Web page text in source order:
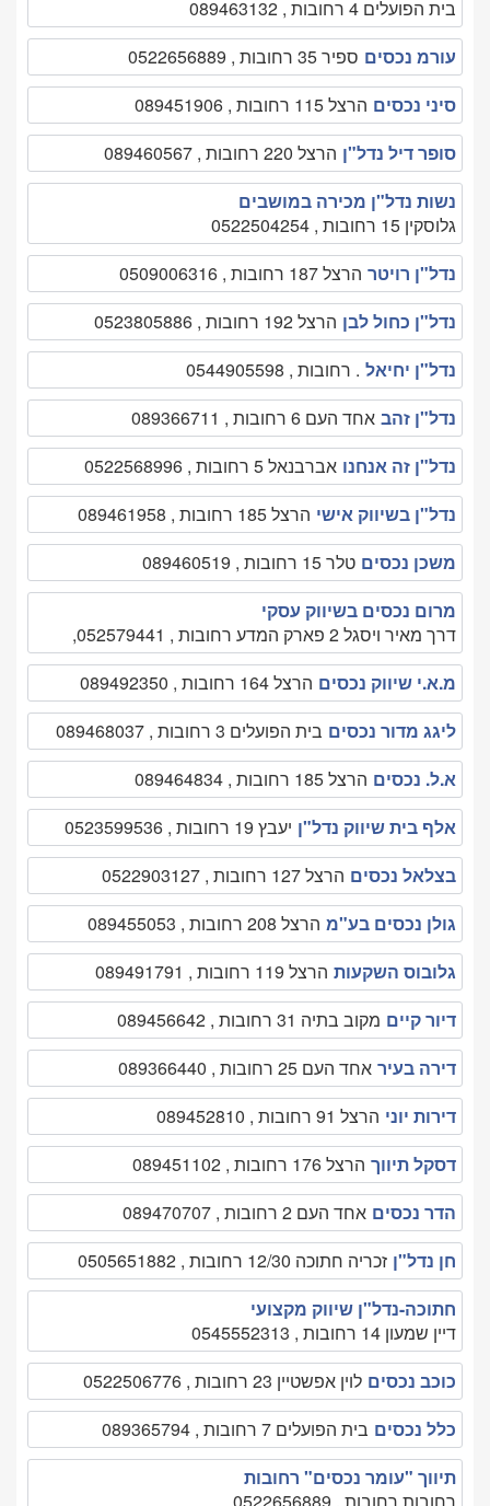
בית הפועלים 4 רחובות , 089463132
עורמ נכסים ספיר 35 רחובות , 0522656889
סיני נכסים הרצל 115 רחובות , 089451906
סופר דיל נדל"ן הרצל 220 רחובות , 089460567
נשות נדל"ן מכירה במושבים
גלוסקין 15 רחובות , 0522504254
נדל"ן רויטר הרצל 187 רחובות , 0509006316
נדל"ן כחול לבן הרצל 192 רחובות , 0523805886
נדל"ן יחיאל . רחובות , 0544905598
נדל"ן זהב אחד העם 6 רחובות , 089366711
נדל"ן זה אנחנו אברבנאל 5 רחובות , 0522568996
נדל"ן בשיווק אישי הרצל 185 רחובות , 089461958
משכן נכסים טלר 15 רחובות , 089460519
מרום נכסים בשיווק עסקי
דרך מאיר ויסגל 2 פארק המדע רחובות , 052579441,
מ.א.י שיווק נכסים הרצל 164 רחובות , 089492350
ליגג מדור נכסים בית הפועלים 3 רחובות , 089468037
א.ל. נכסים הרצל 185 רחובות , 089464834
אלף בית שיווק נדל"ן יעבץ 19 רחובות , 0523599536
בצלאל נכסים הרצל 127 רחובות , 0522903127
גולן נכסים בע"מ הרצל 208 רחובות , 089455053
גלובוס השקעות הרצל 119 רחובות , 089491791
דיור קיים מקוב בתיה 31 רחובות , 089456642
דירה בעיר אחד העם 25 רחובות , 089366440
דירות יוני הרצל 91 רחובות , 089452810
דסקל תיווך הרצל 176 רחובות , 089451102
הדר נכסים אחד העם 2 רחובות , 089470707
חן נדל"ן זכריה חתוכה 12/30 רחובות , 0505651882
חתוכה-נדל"ן שיווק מקצועי
דיין שמעון 14 רחובות , 0545552313
כוכב נכסים לוין אפשטיין 23 רחובות , 0522506776
כלל נכסים בית הפועלים 7 רחובות , 089365794
תיווך "עומר נכסים" רחובות